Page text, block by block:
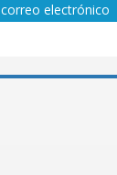
correo electrónico